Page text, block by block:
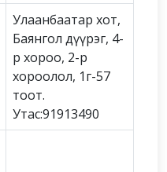
Улаанбаатар хот,
Баянгол дүүрэг, 4-
р хороо, 2-р
хороолол, 1г-57
тоот.
Утас:91913490